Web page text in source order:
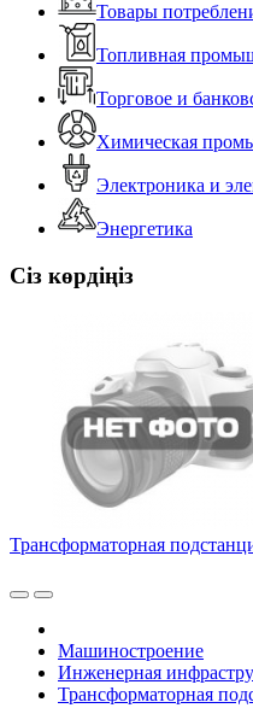
Товары
Топливная
Торговое и
Химическая
Электроника и
Энергетика
Сіз көрдіңіз
Трансформаторная
Машиностроение
Инженерная
Трансформаторная